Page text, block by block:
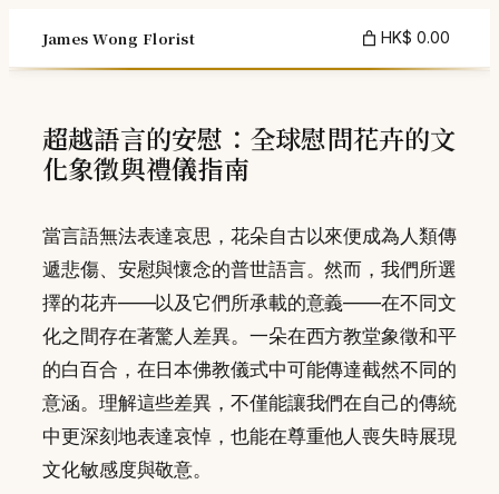
content
James Wong Florist HK$ 0.00
超越語言的安慰：全球慰問花卉的文
化象徵與禮儀指南
當言語無法表達哀思，花朵自古以來便成為人類傳
遞悲傷、安慰與懷念的普世語言。然而，我們所選
擇的花卉——以及它們所承載的意義——在不同文
化之間存在著驚人差異。一朵在西方教堂象徵和平
的白百合，在日本佛教儀式中可能傳達截然不同的
意涵。理解這些差異，不僅能讓我們在自己的傳統
中更深刻地表達哀悼，也能在尊重他人喪失時展現
文化敏感度與敬意。